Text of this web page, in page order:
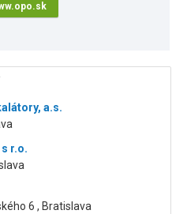
a.s.
s r.o.
6 , Bratislava